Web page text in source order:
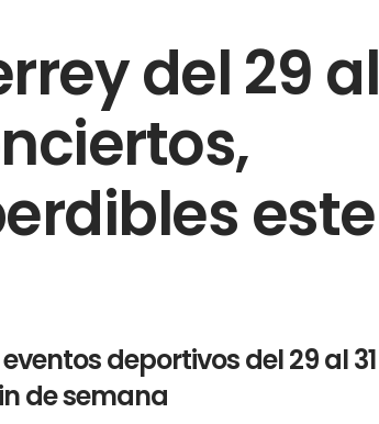
del 29 al
este
deportivos del 29 al 31
de semana